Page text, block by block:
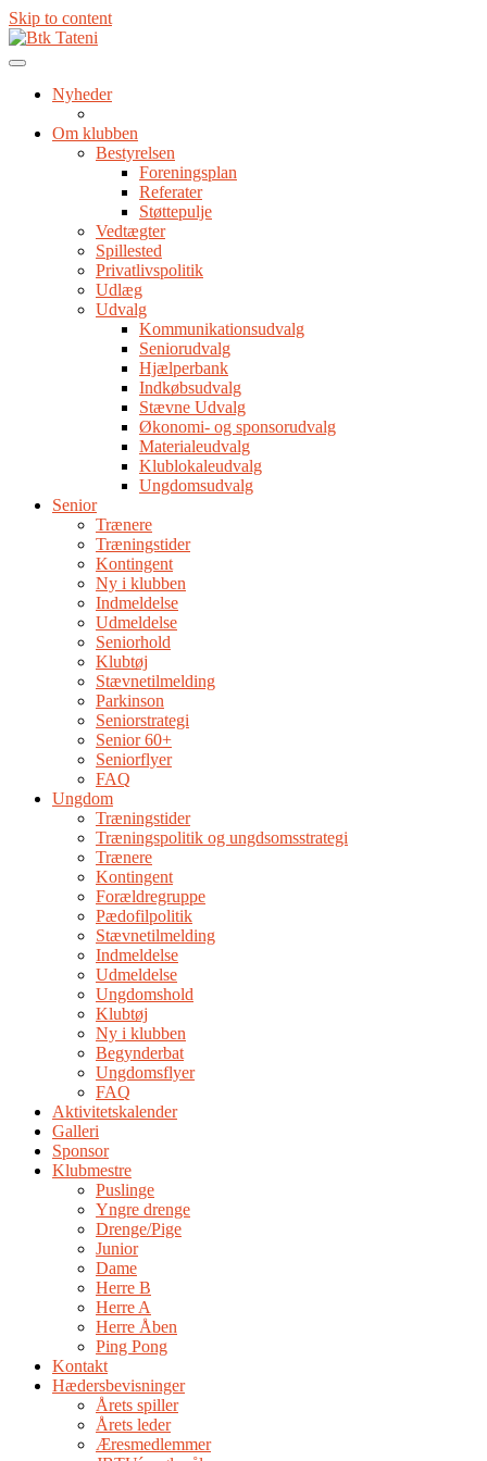
Skip to content
Nyheder
Om klubben
Bestyrelsen
Foreningsplan
Referater
Støttepulje
Vedtægter
Spillested
Privatlivspolitik
Udlæg
Udvalg
Kommunikationsudvalg
Seniorudvalg
Hjælperbank
Indkøbsudvalg
Stævne Udvalg
Økonomi- og sponsorudvalg
Materialeudvalg
Klublokaleudvalg
Ungdomsudvalg
Senior
Trænere
Træningstider
Kontingent
Ny i klubben
Indmeldelse
Udmeldelse
Seniorhold
Klubtøj
Stævnetilmelding
Parkinson
Seniorstrategi
Senior 60+
Seniorflyer
FAQ
Ungdom
Træningstider
Træningspolitik og ungdsomsstrategi
Trænere
Kontingent
Forældregruppe
Pædofilpolitik
Stævnetilmelding
Indmeldelse
Udmeldelse
Ungdomshold
Klubtøj
Ny i klubben
Begynderbat
Ungdomsflyer
FAQ
Aktivitetskalender
Galleri
Sponsor
Klubmestre
Puslinge
Yngre drenge
Drenge/Pige
Junior
Dame
Herre B
Herre A
Herre Åben
Ping Pong
Kontakt
Hædersbevisninger
Årets spiller
Årets leder
Æresmedlemmer